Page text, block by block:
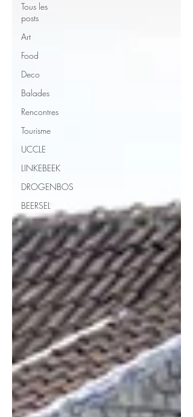
Tous les
posts
Art
Food
Deco
Balades
Rencontres
Tourisme
UCCLE
LINKEBEEK
DROGENBOS
BEERSEL